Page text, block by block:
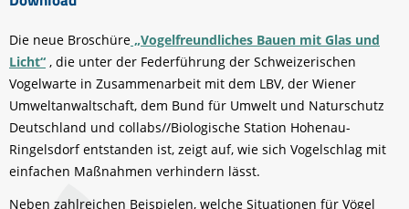
Die neue Broschüre „Vogelfreundliches Bauen mit Glas und
Licht“ , die unter der Federführung der Schweizerischen
Vogelwarte in Zusammenarbeit mit dem LBV, der Wiener
Umweltanwaltschaft, dem Bund für Umwelt und Naturschutz
Deutschland und collabs//Biologische Station Hohenau-
Ringelsdorf entstanden ist, zeigt auf, wie sich Vogelschlag mit
einfachen Maßnahmen verhindern lässt.
Neben zahlreichen Beispielen, welche Situationen für Vögel